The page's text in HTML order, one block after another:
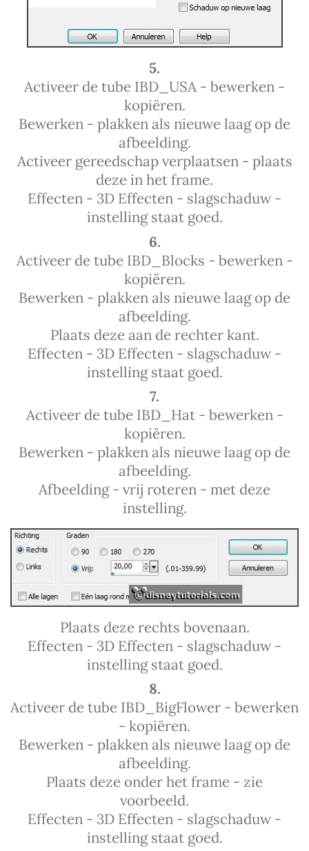
5.
Activeer de tube IBD_USA - bewerken -
kopiëren.
Bewerken - plakken als nieuwe laag op de
afbeelding.
Activeer gereedschap verplaatsen - plaats
deze in het frame.
Effecten - 3D Effecten - slagschaduw -
instelling staat goed.
6.
Activeer de tube IBD_Blocks - bewerken -
kopiëren.
Bewerken - plakken als nieuwe laag op de
afbeelding.
Plaats deze aan de rechter kant.
Effecten - 3D Effecten - slagschaduw -
instelling staat goed.
7.
Activeer de tube IBD_Hat - bewerken -
kopiëren.
Bewerken - plakken als nieuwe laag op de
afbeelding.
Afbeelding - vrij roteren - met deze
instelling.
Plaats deze rechts bovenaan.
Effecten - 3D Effecten - slagschaduw -
instelling staat goed.
8.
Activeer de tube IBD_BigFlower - bewerken
- kopiëren.
Bewerken - plakken als nieuwe laag op de
afbeelding.
Plaats deze onder het frame - zie
voorbeeld.
Effecten - 3D Effecten - slagschaduw -
instelling staat goed.